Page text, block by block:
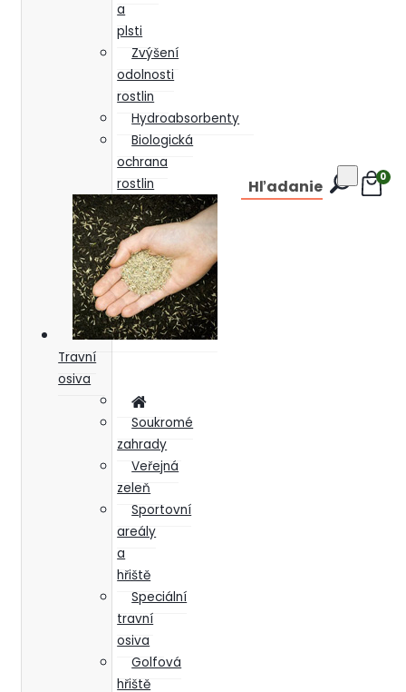
a
plsti
Zvýšení
odolnosti
rostlin
Hydroabsorbenty
Biologická
ochrana
rostlin
Travní
osiva
Soukromé
zahrady
Veřejná
zeleň
Sportovní
areály
a
hřiště
Speciální
travní
osiva
Golfová
hřiště
Hľadanie 0